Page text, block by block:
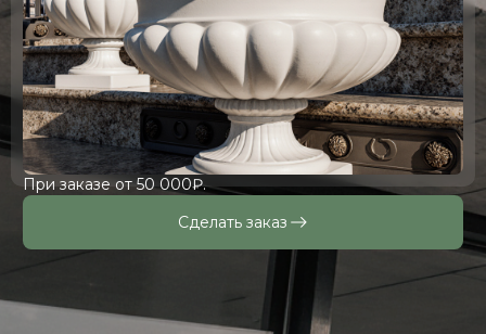
При заказе от 50 000₽.
Сделать заказ